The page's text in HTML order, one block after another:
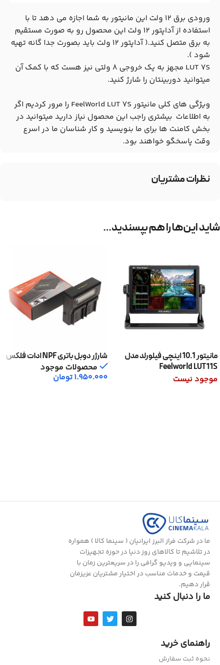
ورودی برق 12 ولت این مانیتور به شما اجازه می دهد تا با
استفاده از آداپتور 12 ولت این محصول رو به صورت مستقیم
به برق متصل کنید.( آداپتور 12 ولت باید بصورت جدا گانه تهیه
شود ).
LUT 7S مجهز به یک خروجی 8 ولتی نیز هست که با کمک آن
میتوانید دوربینتان را شارژ کنید.
ویژگی های کلی مانیتور FeelWorld LUT 7S را مرور کردیم اگر
به اطلاعات بیشتری راجب این محصول نیاز دارید میتوانید در
بخش کامنت ها برای ما بنویسید و کار شناسان ما در اسرع
وقت پاسخگو خواهند بود.
نظرات مشتریان
شاید این‌ها را هم بپسندید…
مانیتور 10.1 اینچی فیلورلد مدل
Feelworld LUT11S
موجود نیست
شارژر دوبل باتری NPF ادات فلکس
محصولات موجود
1.950.000تومان
ما در شرکت فراز البرز ایرانیان ( سینما کالا ) همواره
در تلاشیم تا کالاهای روز دنیا در حوزه تجهیزات
سینمایی و ویدیو گرافی را در سریعترین زمان با
قیمت و خدمات مناسب در اختیار مشتریان عزیزمان
قرار دهیم.
ما را دنبال کنید
راهنمای خرید
نحوه ثبت سفارش